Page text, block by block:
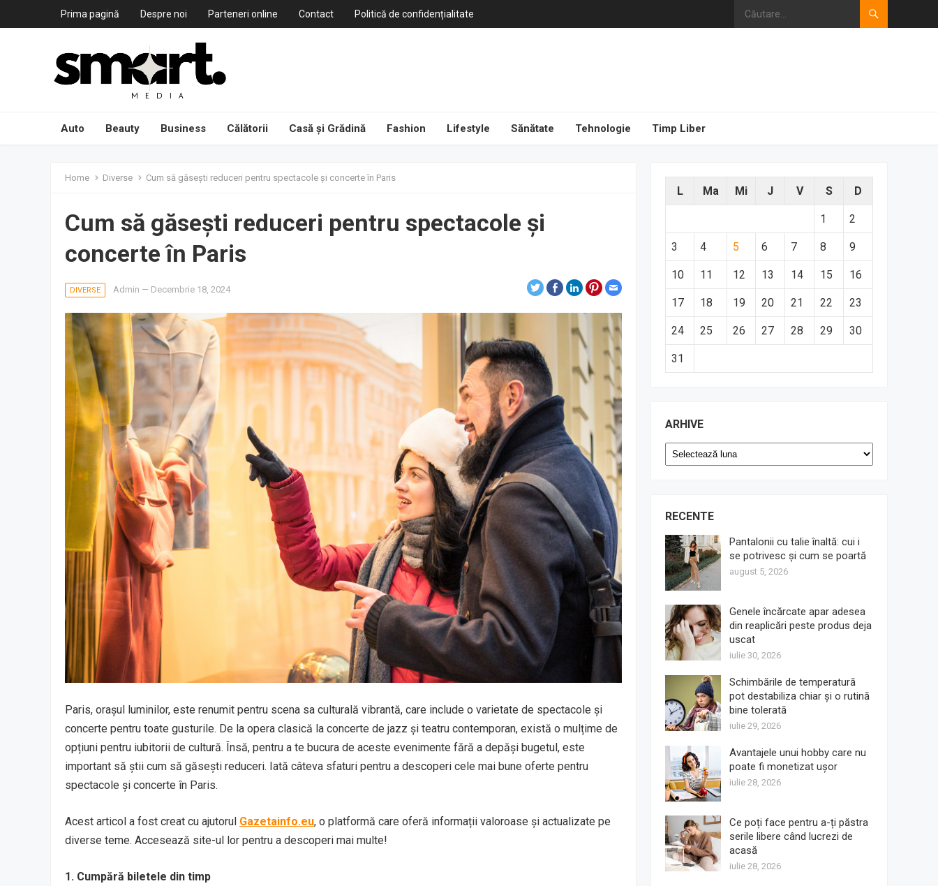
Prima pagină Despre noi Parteneri online Contact Politică de confidențialitate
Auto Beauty Business Călătorii Casă și Grădină Fashion Lifestyle Sănătate Tehnologie Timp Liber
Home Diverse Cum să găsești reduceri pentru spectacole și concerte în Paris
Cum să găsești reduceri pentru spectacole și
concerte în Paris
DIVERSE Admin — Decembrie 18, 2024
Paris, orașul luminilor, este renumit pentru scena sa culturală vibrantă, care include o varietate de spectacole și
concerte pentru toate gusturile. De la opera clasică la concerte de jazz și teatru contemporan, există o mulțime de
opțiuni pentru iubitorii de cultură. Însă, pentru a te bucura de aceste evenimente fără a depăși bugetul, este
important să știi cum să găsești reduceri. Iată câteva sfaturi pentru a descoperi cele mai bune oferte pentru
spectacole și concerte în Paris.
Acest articol a fost creat cu ajutorul Gazetainfo.eu, o platformă care oferă informații valoroase și actualizate pe
diverse teme. Accesează site-ul lor pentru a descoperi mai multe!
1. Cumpără biletele din timp
L Ma Mi J V S D
1 2
3 4 5 6 7 8 9
10 11 12 13 14 15 16
17 18 19 20 21 22 23
24 25 26 27 28 29 30
31
ARHIVE
Arhive
RECENTE
Pantalonii cu talie înaltă: cui i
se potrivesc și cum se poartă
august 5, 2026
Genele încărcate apar adesea
din reaplicări peste produs deja
uscat
iulie 30, 2026
Schimbările de temperatură
pot destabiliza chiar și o rutină
bine tolerată
iulie 29, 2026
Avantajele unui hobby care nu
poate fi monetizat ușor
iulie 28, 2026
Ce poți face pentru a-ți păstra
serile libere când lucrezi de
acasă
iulie 28, 2026